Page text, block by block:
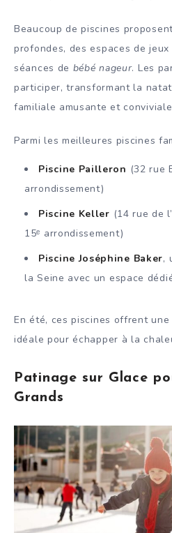
Beaucoup de piscines
profondes, des espaces de
séances de bébé nageur. Les
participer, transformant la
familiale amusante et
Parmi les meilleures piscines
Piscine Pailleron (32 rue
arrondissement)
Piscine Keller (14 rue de
15ᵉ arrondissement)
Piscine Joséphine Baker,
la Seine avec un espace
En été, ces piscines offrent
idéale pour échapper à la
Patinage sur Glace
Grands